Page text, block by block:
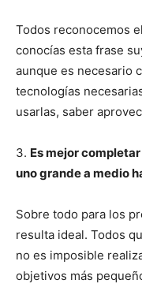
Todos reconocemos
conocías esta frase
aunque es necesario
tecnologías
usarlas, saber
3. Es mejor
uno grande a medio
Sobre todo para los
resulta ideal. Todos
no es imposible
objetivos más